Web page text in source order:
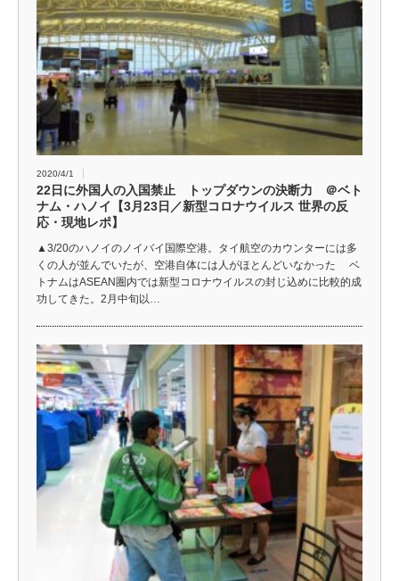
2020/4/1
22日に外国人の入国禁止 トップダウンの決断力 ＠ベト
ナム・ハノイ【3月23日／新型コロナウイルス 世界の反
応・現地レポ】
▲3/20のハノイのノイバイ国際空港。タイ航空のカウンターには多
くの人が並んでいたが、空港自体には人がほとんどいなかった ベ
トナムはASEAN圏内では新型コロナウイルスの封じ込めに比較的成
功してきた。2月中旬以…